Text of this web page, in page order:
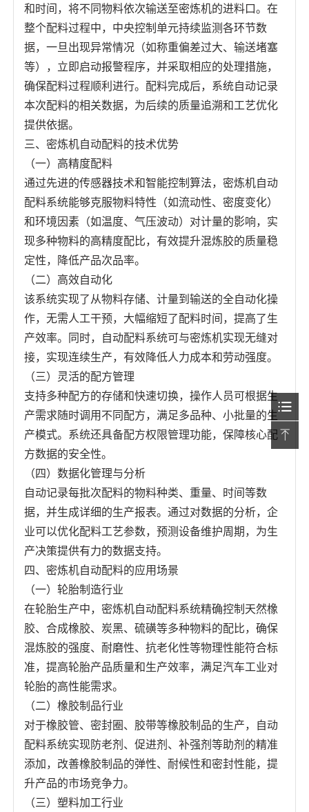
和时间，将不同物料依次输送至密炼机的进料口。在
整个配料过程中，中央控制单元持续监测各环节数
据，一旦出现异常情况（如称重偏差过大、输送堵塞
等），立即启动报警程序，并采取相应的处理措施，
确保配料过程顺利进行。配料完成后，系统自动记录
本次配料的相关数据，为后续的质量追溯和工艺优化
提供依据。
三、密炼机自动配料的技术优势
（一）高精度配料
通过先进的传感器技术和智能控制算法，密炼机自动
配料系统能够克服物料特性（如流动性、密度变化）
和环境因素（如温度、气压波动）对计量的影响，实
现多种物料的高精度配比，有效提升混炼胶的质量稳
定性，降低产品次品率。
（二）高效自动化
该系统实现了从物料存储、计量到输送的全自动化操
作，无需人工干预，大幅缩短了配料时间，提高了生
产效率。同时，自动配料系统可与密炼机实现无缝对
接，实现连续生产，有效降低人力成本和劳动强度。
（三）灵活的配方管理
支持多种配方的存储和快速切换，操作人员可根据生
产需求随时调用不同配方，满足多品种、小批量的生
产模式。系统还具备配方权限管理功能，保障核心配
方数据的安全性。
（四）数据化管理与分析
自动记录每批次配料的物料种类、重量、时间等数
据，并生成详细的生产报表。通过对数据的分析，企
业可以优化配料工艺参数，预测设备维护周期，为生
产决策提供有力的数据支持。
四、密炼机自动配料的应用场景
（一）轮胎制造行业
在轮胎生产中，密炼机自动配料系统精确控制天然橡
胶、合成橡胶、炭黑、硫磺等多种物料的配比，确保
混炼胶的强度、耐磨性、抗老化性等物理性能符合标
准，提高轮胎产品质量和生产效率，满足汽车工业对
轮胎的高性能需求。
（二）橡胶制品行业
对于橡胶管、密封圈、胶带等橡胶制品的生产，自动
配料系统实现防老剂、促进剂、补强剂等助剂的精准
添加，改善橡胶制品的弹性、耐候性和密封性能，提
升产品的市场竞争力。
（三）塑料加工行业